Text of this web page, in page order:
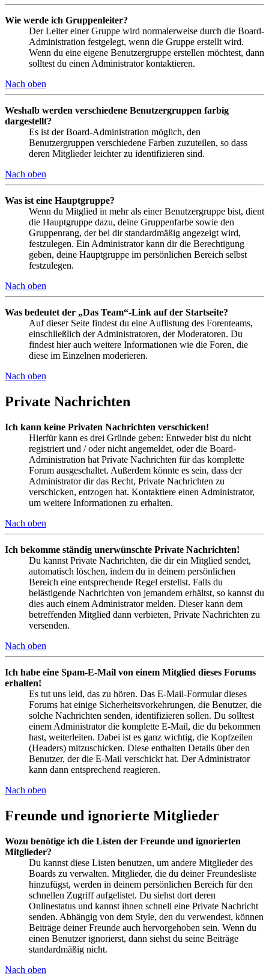
Wie werde ich Gruppenleiter?
Der Leiter einer Gruppe wird normalerweise durch die Board-
Administration festgelegt, wenn die Gruppe erstellt wird.
Wenn du eine eigene Benutzergruppe erstellen möchtest, dann
solltest du einen Administrator kontaktieren.
Nach oben
Weshalb werden verschiedene Benutzergruppen farbig
dargestellt?
Es ist der Board-Administration möglich, den
Benutzergruppen verschiedene Farben zuzuteilen, so dass
deren Mitglieder leichter zu identifizieren sind.
Nach oben
Was ist eine Hauptgruppe?
Wenn du Mitglied in mehr als einer Benutzergruppe bist, dient
die Hauptgruppe dazu, deine Gruppenfarbe sowie den
Gruppenrang, der bei dir standardmäßig angezeigt wird,
festzulegen. Ein Administrator kann dir die Berechtigung
geben, deine Hauptgruppe im persönlichen Bereich selbst
festzulegen.
Nach oben
Was bedeutet der „Das Team“-Link auf der Startseite?
Auf dieser Seite findest du eine Auflistung des Forenteams,
einschließlich der Administratoren, der Moderatoren. Du
findest hier auch weitere Informationen wie die Foren, die
diese im Einzelnen moderieren.
Nach oben
Private Nachrichten
Ich kann keine Privaten Nachrichten verschicken!
Hierfür kann es drei Gründe geben: Entweder bist du nicht
registriert und / oder nicht angemeldet, oder die Board-
Administration hat Private Nachrichten für das komplette
Forum ausgeschaltet. Außerdem könnte es sein, dass der
Administrator dir das Recht, Private Nachrichten zu
verschicken, entzogen hat. Kontaktiere einen Administrator,
um weitere Informationen zu erhalten.
Nach oben
Ich bekomme ständig unerwünschte Private Nachrichten!
Du kannst Private Nachrichten, die dir ein Mitglied sendet,
automatisch löschen, indem du in deinem persönlichen
Bereich eine entsprechende Regel erstellst. Falls du
belästigende Nachrichten von jemandem erhältst, so kannst du
dies auch einem Administrator melden. Dieser kann dem
betreffenden Mitglied dann verbieten, Private Nachrichten zu
versenden.
Nach oben
Ich habe eine Spam-E-Mail von einem Mitglied dieses Forums
erhalten!
Es tut uns leid, das zu hören. Das E-Mail-Formular dieses
Forums hat einige Sicherheitsvorkehrungen, die Benutzer, die
solche Nachrichten senden, identifizieren sollen. Du solltest
einem Administrator die komplette E-Mail, die du bekommen
hast, weiterleiten. Dabei ist es ganz wichtig, die Kopfzeilen
(Headers) mitzuschicken. Diese enthalten Details über den
Benutzer, der die E-Mail verschickt hat. Der Administrator
kann dann entsprechend reagieren.
Nach oben
Freunde und ignorierte Mitglieder
Wozu benötige ich die Listen der Freunde und ignorierten
Mitglieder?
Du kannst diese Listen benutzen, um andere Mitglieder des
Boards zu verwalten. Mitglieder, die du deiner Freundesliste
hinzufügst, werden in deinem persönlichen Bereich für den
schnellen Zugriff aufgelistet. Du siehst dort deren
Onlinestatus und kannst ihnen schnell eine Private Nachricht
senden. Abhängig von dem Style, den du verwendest, können
Beiträge deiner Freunde auch hervorgehoben sein. Wenn du
einen Benutzer ignorierst, dann siehst du seine Beiträge
standardmäßig nicht.
Nach oben